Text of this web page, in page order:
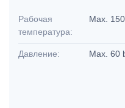
Рабочая
температура:
Max.
Давление: Max. 60